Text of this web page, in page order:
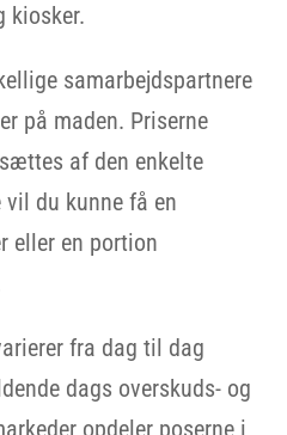
kiosker.
samarbejdspartnere
på maden. Priserne
af den enkelte
vil du kunne få en
eller en portion
fra dag til dag
dags overskuds- og